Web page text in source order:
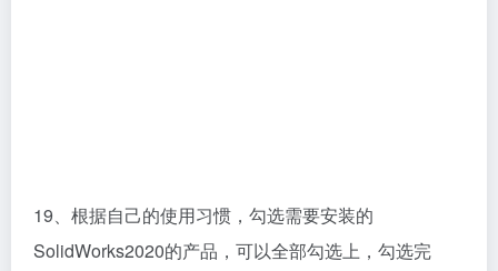
19、根据自己的使用习惯，勾选需要安装的
SolidWorks2020的产品，可以全部勾选上，勾选完